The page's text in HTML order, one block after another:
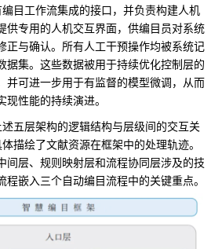
目工作流集成的接口，并负责构建人机
供专用的人机交互界面，供编目员对系统
正与确认。所有人工干预操作均被系统记
据集。这些数据被用于持续优化控制层的
并可进一步用于有监督的模型微调，从而
性能的持续演进。
五层架构的逻辑结构与层级间的交互关
描绘了文献资源在框架中的处理轨迹。
间层、规则映射层和流程协同层涉及的技
嵌入三个自动编目流程中的关键重点。